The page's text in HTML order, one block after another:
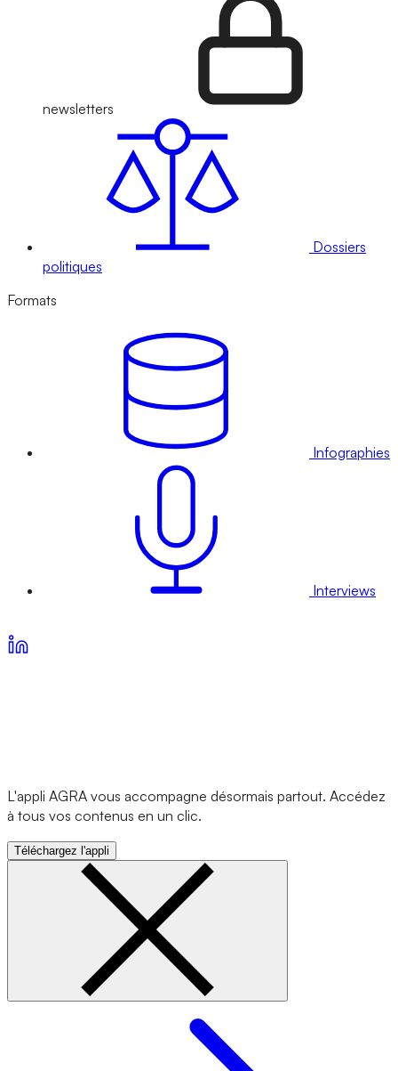
newsletters
Dossiers
politiques
Formats
Infographies
Interviews
L'appli AGRA vous accompagne désormais partout. Accédez
à tous vos contenus en un clic.
Téléchargez l'appli